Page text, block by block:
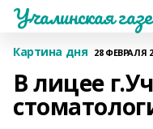
Учалинская
Картина дня 28 ФЕВРАЛЯ
В лицее